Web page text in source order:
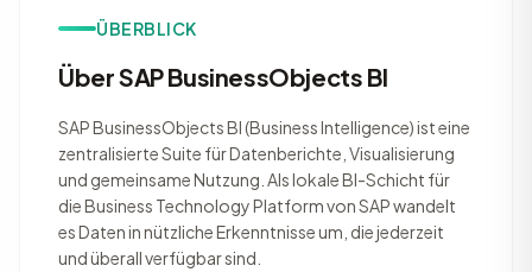
ÜBERBLICK
Über SAP BusinessObjects BI
SAP BusinessObjects BI (Business Intelligence) ist eine
zentralisierte Suite für Datenberichte, Visualisierung
und gemeinsame Nutzung. Als lokale BI-Schicht für
die Business Technology Platform von SAP wandelt
es Daten in nützliche Erkenntnisse um, die jederzeit
und überall verfügbar sind.